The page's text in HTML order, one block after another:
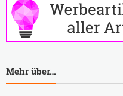
Mehr über…